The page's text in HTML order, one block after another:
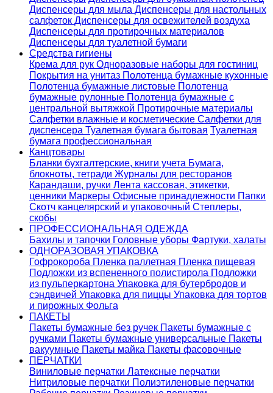
Диспенсеры для мыла Диспенсеры для настольных
салфеток Диспенсеры для освежителей воздуха
Диспенсеры для протирочных материалов
Диспенсеры для туалетной бумаги
Средства гигиены
Крема для рук Одноразовые наборы для гостиниц
Покрытия на унитаз Полотенца бумажные кухонные
Полотенца бумажные листовые Полотенца
бумажные рулонные Полотенца бумажные с
центральной вытяжкой Протирочные материалы
Салфетки влажные и косметические Салфетки для
диспенсера Туалетная бумага бытовая Туалетная
бумага профессиональная
Канцтовары
Бланки бухгалтерские, книги учета Бумага,
блокноты, тетради Журналы для ресторанов
Карандаши, ручки Лента кассовая, этикетки,
ценники Маркеры Офисные принадлежности Папки
Скотч канцелярский и упаковочный Степлеры,
скобы
ПРОФЕССИОНАЛЬНАЯ ОДЕЖДА
Бахилы и тапочки Головные уборы Фартуки, халаты
ОДНОРАЗОВАЯ УПАКОВКА
Гофрокороба Пленка паллетная Пленка пищевая
Подложки из вспененного полистирола Подложки
из пульперкартона Упаковка для бутербродов и
сэндвичей Упаковка для пиццы Упаковка для тортов
и пирожных Фольга
ПАКЕТЫ
Пакеты бумажные без ручек Пакеты бумажные с
ручками Пакеты бумажные универсальные Пакеты
вакуумные Пакеты майка Пакеты фасовочные
ПЕРЧАТКИ
Виниловые перчатки Латексные перчатки
Нитриловые перчатки Полиэтиленовые перчатки